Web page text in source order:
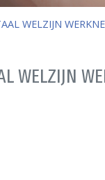
WELZIJN
WELZIJN